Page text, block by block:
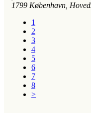
1799 København,
1
2
3
4
5
6
7
8
>